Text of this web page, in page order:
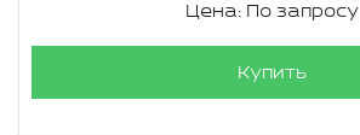
Цена: По запросу
Купить